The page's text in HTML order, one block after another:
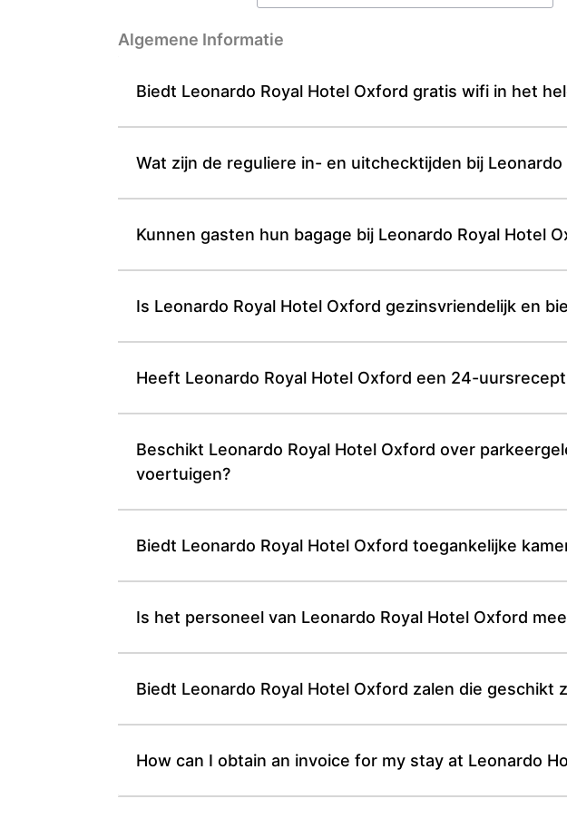
Algemene Informatie
Biedt Leonardo Royal Hotel Oxford gratis wifi in het
Wat zijn de reguliere in- en uitchecktijden bij Leonardo
Kunnen gasten hun bagage bij Leonardo Royal Hotel
Is Leonardo Royal Hotel Oxford gezinsvriendelijk en
Heeft Leonardo Royal Hotel Oxford een 24-
Beschikt Leonardo Royal Hotel Oxford over
voertuigen?
Biedt Leonardo Royal Hotel Oxford toegankelijke
Is het personeel van Leonardo Royal Hotel Oxford
Biedt Leonardo Royal Hotel Oxford zalen die
How can I obtain an invoice for my stay at Leonardo